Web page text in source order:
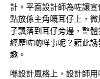
計。平面設計師為咗讓
點放係主角嘅耳仔上，
子飄落到耳仔旁邊，整
經歷咗啲咩事呢？藉此
趣。
喺設計風格上，設計師